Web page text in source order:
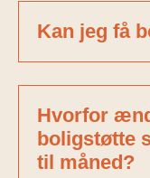
Kan jeg få
Hvorfor
boligstøtte
til måned?